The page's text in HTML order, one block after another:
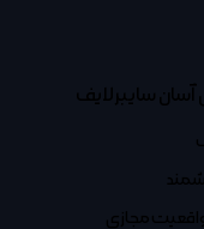
سایبرلایف
مجازی